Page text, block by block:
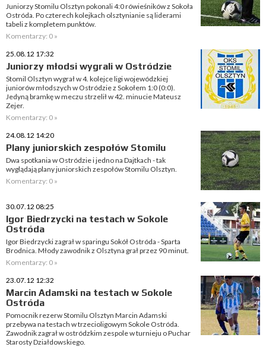
Juniorzy Stomilu Olsztyn pokonali 4:0 rówieśników z Sokoła
Ostróda. Po czterech kolejkach olsztynianie są liderami
tabeli z kompletem punktów.
Komentarzy: 0 »
25.08.12 17:32
Juniorzy młodsi wygrali w Ostródzie
Stomil Olsztyn wygrał w 4. kolejce ligi wojewódzkiej
juniorów młodszych w Ostródzie z Sokołem 1:0 (0:0).
Jedyną bramkę w meczu strzelił w 42. minucie Mateusz
Zejer.
Komentarzy: 0 »
24.08.12 14:20
Plany juniorskich zespołów Stomilu
Dwa spotkania w Ostródzie i jedno na Dajtkach - tak
wyglądają plany juniorskich zespołów Stomilu Olsztyn.
Komentarzy: 0 »
30.07.12 08:25
Igor Biedrzycki na testach w Sokole
Ostróda
Igor Biedrzycki zagrał w sparingu Sokół Ostróda - Sparta
Brodnica. Młody zawodnik z Olsztyna grał przez 90 minut.
Komentarzy: 0 »
23.07.12 12:32
Marcin Adamski na testach w Sokole
Ostróda
Pomocnik rezerw Stomilu Olsztyn Marcin Adamski
przebywa na testach w trzecioligowym Sokole Ostróda.
Zawodnik zagrał w ostródzkim zespole w turnieju o Puchar
Starosty Działdowskiego.